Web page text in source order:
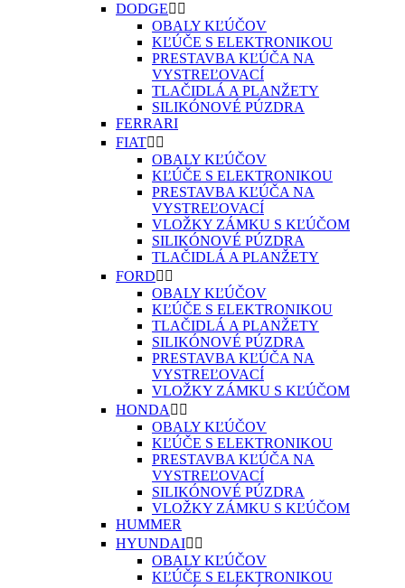
DODGE 
OBALY KĽÚČOV
KĽÚČE S ELEKTRONIKOU
PRESTAVBA KĽÚČA NA
VYSTREĽOVACÍ
TLAČIDLÁ A PLANŽETY
SILIKÓNOVÉ PÚZDRA
FERRARI
FIAT 
OBALY KĽÚČOV
KĽÚČE S ELEKTRONIKOU
PRESTAVBA KĽÚČA NA
VYSTREĽOVACÍ
VLOŽKY ZÁMKU S KĽÚČOM
SILIKÓNOVÉ PÚZDRA
TLAČIDLÁ A PLANŽETY
FORD 
OBALY KĽÚČOV
KĽÚČE S ELEKTRONIKOU
TLAČIDLÁ A PLANŽETY
SILIKÓNOVÉ PÚZDRA
PRESTAVBA KĽÚČA NA
VYSTREĽOVACÍ
VLOŽKY ZÁMKU S KĽÚČOM
HONDA  
OBALY KĽÚČOV
KĽÚČE S ELEKTRONIKOU
PRESTAVBA KĽÚČA NA
VYSTREĽOVACÍ
SILIKÓNOVÉ PÚZDRA
VLOŽKY ZÁMKU S KĽÚČOM
HUMMER
HYUNDAI 
OBALY KĽÚČOV
KĽÚČE S ELEKTRONIKOU